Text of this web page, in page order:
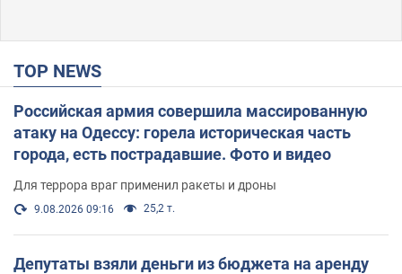
TOP NEWS
Российская армия совершила массированную
атаку на Одессу: горела историческая часть
города, есть пострадавшие. Фото и видео
Для террора враг применил ракеты и дроны
9.08.2026 09:16 25,2 т.
Депутаты взяли деньги из бюджета на аренду